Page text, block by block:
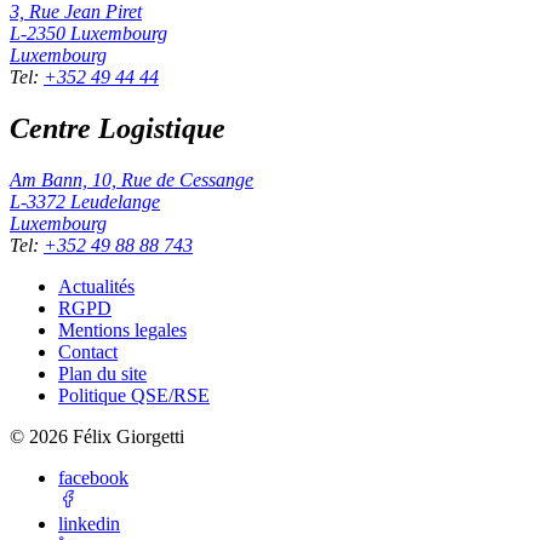
3, Rue Jean Piret
L-2350 Luxembourg
Luxembourg
Tel: +352 49 44 44
Centre Logistique
Am Bann, 10, Rue de Cessange
L-3372 Leudelange
Luxembourg
Tel: +352 49 88 88 743
Actualités
RGPD
Mentions legales
Contact
Plan du site
Politique QSE/RSE
© 2026 Félix Giorgetti
facebook
linkedin